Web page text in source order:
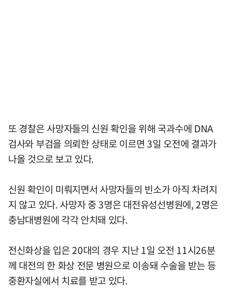
또 경찰은 사망자들의 신원 확인을 위해 국과수에 DNA
검사와 부검을 의뢰한 상태로 이르면 3일 오전에 결과가
나올 것으로 보고 있다.
신원 확인이 미뤄지면서 사망자들의 빈소가 아직 차려지
지 않고 있다. 사망자 중 3명은 대전유성선병원에, 2명은
충남대병원에 각각 안치돼 있다.
전신화상을 입은 20대의 경우 지난 1일 오전 11시26분
께 대전의 한 화상 전문 병원으로 이송돼 수술을 받는 등
중환자실에서 치료를 받고 있다.